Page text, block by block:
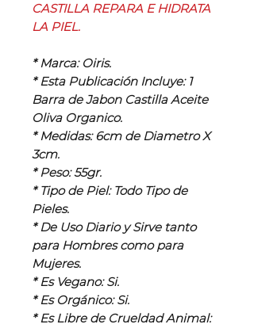
CASTILLA REPARA E HIDRATA
LA PIEL.
* Marca: Oiris.
* Esta Publicación Incluye: 1
Barra de Jabon Castilla Aceite
Oliva Organico.
* Medidas: 6cm de Diametro X
3cm.
* Peso: 55gr.
* Tipo de Piel: Todo Tipo de
Pieles.
* De Uso Diario y Sirve tanto
para Hombres como para
Mujeres.
* Es Vegano: Si.
* Es Orgánico: Si.
* Es Libre de Crueldad Animal: